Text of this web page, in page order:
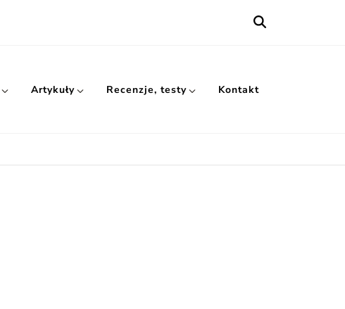
Artykuły Recenzje, testy Kontakt